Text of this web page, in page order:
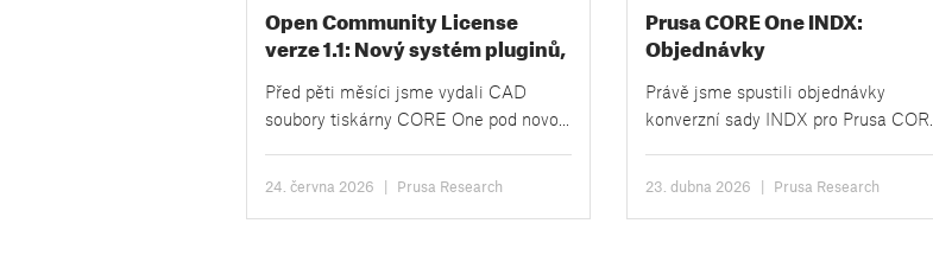
Open Community License
verze 1.1: Nový systém pluginů,
odpovědi na vaše otázky
Před pěti měsíci jsme vydali CAD
soubory tiskárny CORE One pod novou
24. června 2026 | Prusa Research
Prusa CORE One INDX:
Objednávky
toolchangeru s 8 tryskami byly
spuštěny!
Právě jsme spustili objednávky
konverzní sady INDX pro Prusa CORE
23. dubna 2026 | Prusa Research